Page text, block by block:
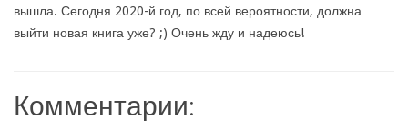
вышла. Сегодня 2020-й год, по всей вероятности, должна
выйти новая книга уже? ;) Очень жду и надеюсь!
Комментарии: